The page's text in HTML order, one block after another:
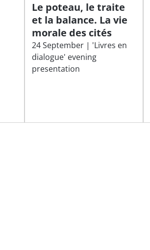
Le poteau, le traite
et la balance. La vie
morale des cités
24 September | 'Livres en
dialogue' evening
presentation